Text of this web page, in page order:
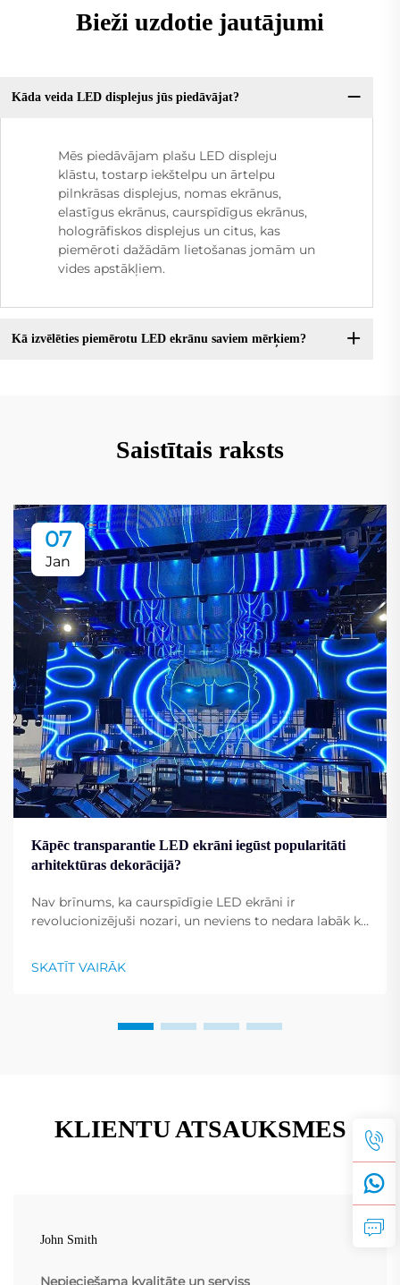
Bieži uzdotie jautājumi
Kāda veida LED displejus jūs piedāvājat?
Mēs piedāvājam plašu LED displeju
klāstu, tostarp iekštelpu un ārtelpu
pilnkrāsas displejus, nomas ekrānus,
elastīgus ekrānus, caurspīdīgus ekrānus,
hologrāfiskos displejus un citus, kas
piemēroti dažādām lietošanas jomām un
vides apstākļiem.
Kā izvēlēties piemērotu LED ekrānu saviem mērķiem?
Saistītais raksts
07
Jan
Kāpēc transparantie LED ekrāni iegūst popularitāti
arhitektūras dekorācijā?
Nav brīnums, ka caurspīdīgie LED ekrāni ir
revolucionizējuši nozari, un neviens to nedara labāk kā
ekrāniem ir unikāla spēja pārvērst ēkas par
dinamiskiem displejiem. To universālība...
SKATĪT VAIRĀK
KLIENTU ATSAUKSMES
John Smith
Nepieciešama kvalitāte un serviss